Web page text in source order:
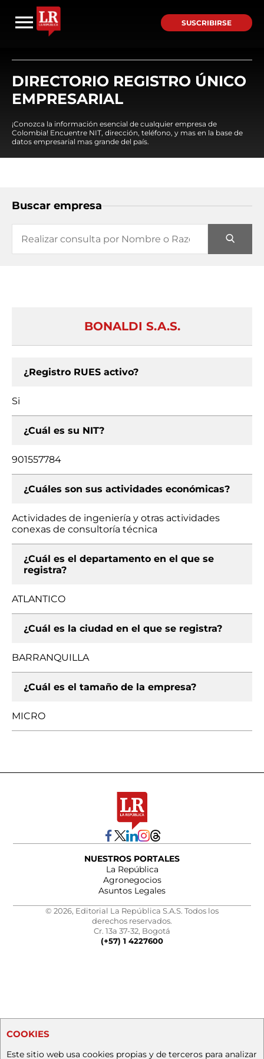
SUSCRIBIRSE
DIRECTORIO REGISTRO ÚNICO
EMPRESARIAL
¡Conozca la información esencial de cualquier empresa de
Colombia! Encuentre NIT, dirección, teléfono, y mas en la base de
datos empresarial mas grande del país.
Buscar empresa
BONALDI S.A.S.
¿Registro RUES activo?
Si
¿Cuál es su NIT?
901557784
¿Cuáles son sus actividades económicas?
Actividades de ingeniería y otras actividades
conexas de consultoría técnica
¿Cuál es el departamento en el que se
registra?
ATLANTICO
¿Cuál es la ciudad en el que se registra?
BARRANQUILLA
¿Cuál es el tamaño de la empresa?
MICRO
NUESTROS PORTALES
La República
Agronegocios
Asuntos Legales
© 2026, Editorial La República S.A.S. Todos los
derechos reservados.
Cr. 13a 37-32, Bogotá
(+57) 1 4227600
COOKIES
Este sitio web usa cookies propias y de terceros para analizar